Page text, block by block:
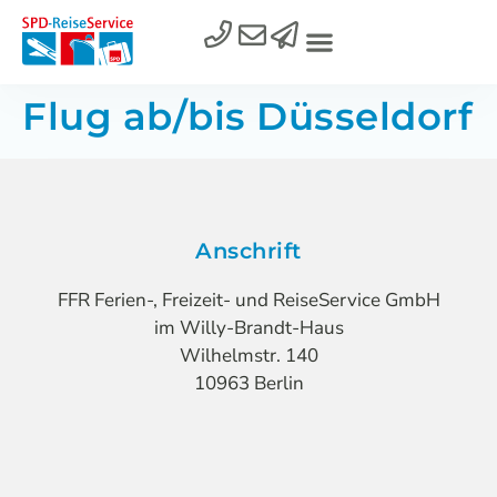
Flug ab/bis Düsseldorf
Anschrift
FFR Ferien-, Freizeit- und ReiseService GmbH
im Willy-Brandt-Haus
Wilhelmstr. 140
10963 Berlin